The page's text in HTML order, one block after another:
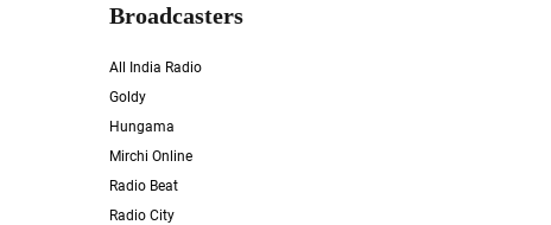
Broadcasters
All India Radio
Goldy
Hungama
Mirchi Online
Radio Beat
Radio City